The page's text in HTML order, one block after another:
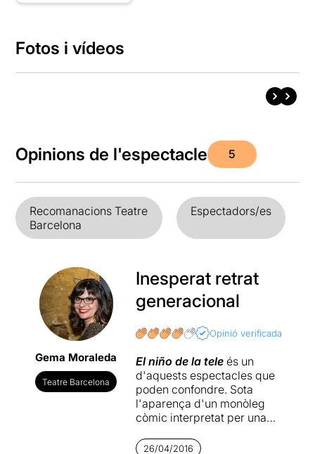
Fotos i vídeos
Opinions de l'espectacle 5
Recomanacions Teatre
Barcelona
Espectadors/es
Gema Moraleda
Teatre Barcelona
Inesperat retrat
generacional
Opinió verificada
El niño de la teleés un
d'aquests espectacles que
poden confondre. Sota
l'aparença d'un monòleg
còmic interpretat per una
oblidada, s'amaga un
26/04/2016